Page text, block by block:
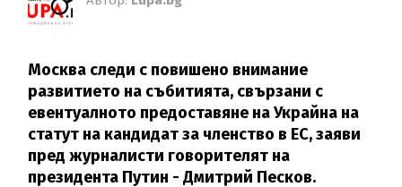
Москва следи с повишено внимание
развитието на събитията, свързани с
евентуалното предоставяне на Украйна на
статут на кандидат за членство в ЕС, заяви
пред журналисти говорителят на
президента Путин - Дмитрий Песков.